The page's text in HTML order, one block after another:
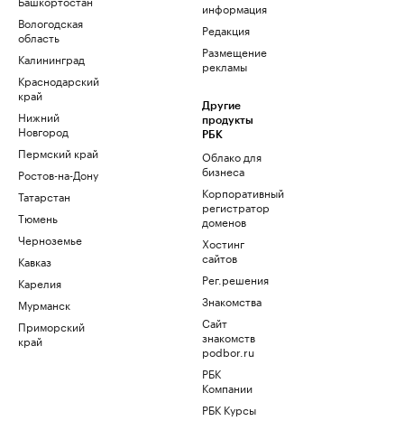
Вологодская
область
Калининград
Краснодарский
край
Нижний
Новгород
Пермский край
Ростов-на-Дону
Татарстан
Тюмень
Черноземье
Кавказ
Карелия
Мурманск
Приморский
край
информация
Редакция
Размещение
рекламы
Другие
продукты
РБК
Облако для
бизнеса
Корпоративный
регистратор
доменов
Хостинг
сайтов
Рег.решения
Знакомства
Сайт
знакомств
podbor.ru
РБК
Компании
РБК Курсы